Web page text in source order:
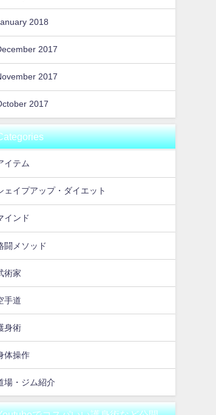
2018
2017
2017
2017
イテム
ェイプアップ・ダイエット
インド
闘メソッド
術家
手道
身術
体操作
場・ジム紹介